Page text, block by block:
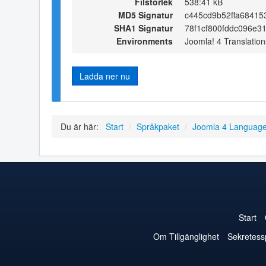
MD5 Signatur
SHA1 Signatur
Environments
Joomla! 4
Ladda ner nu
Du är här: Start / Språkpaket / Joomla 4
Start
Om Tillgänglighet